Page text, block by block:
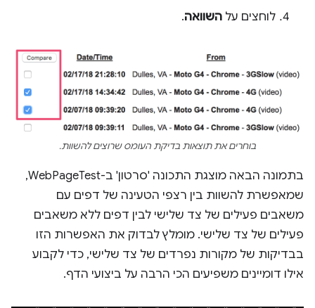
לוחצים על השוואה.
בוחרים את תוצאות בדיקת העומס שרוצים להשוות.
בתמונה הבאה מוצגת התכונה 'סרטון' ב-WebPageTest,
שמאפשרת להשוות בין רצפי הטעינה של דפים עם
משאבים פעילים של צד שלישי לבין דפים ללא משאבים
פעילים של צד שלישי. מומלץ לבדוק את האפשרות הזו
בבדיקות של מקורות נפרדים של צד שלישי, כדי לקבוע
אילו דומיינים משפיעים הכי הרבה על ביצועי הדף.